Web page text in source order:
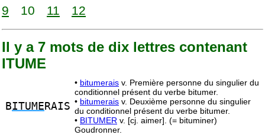
9
10 11 12
Il y a 7 mots de dix lettres contenant
ITUME
BITUME RAIS
• bitumerais v. Première personne du singulier du
conditionnel présent du verbe bitumer.
• bitumerais v. Deuxième personne du singulier
du conditionnel présent du verbe bitumer.
• BITUMER v. [cj. aimer]. (= bituminer)
Goudronner.